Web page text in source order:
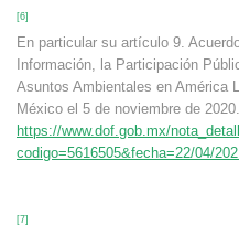
[6]
En particular su artículo 9.
Información, la Participación
Asuntos Ambientales en América
México el 5 de noviembre de
https://www.dof.gob.mx/
codigo=5616505&fecha=22/04/
[7]